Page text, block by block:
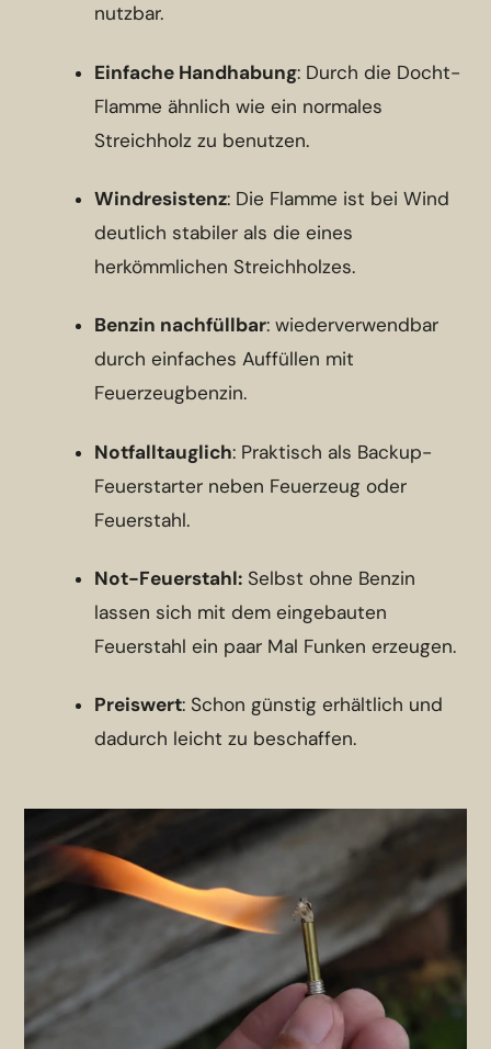
nutzbar.
Einfache Handhabung: Durch die Docht-
Flamme ähnlich wie ein normales
Streichholz zu benutzen.
Windresistenz: Die Flamme ist bei Wind
deutlich stabiler als die eines
herkömmlichen Streichholzes.
Benzin nachfüllbar: wiederverwendbar
durch einfaches Auffüllen mit
Feuerzeugbenzin.
Notfalltauglich: Praktisch als Backup-
Feuerstarter neben Feuerzeug oder
Feuerstahl.
Not-Feuerstahl: Selbst ohne Benzin
lassen sich mit dem eingebauten
Feuerstahl ein paar Mal Funken erzeugen.
Preiswert: Schon günstig erhältlich und
dadurch leicht zu beschaffen.